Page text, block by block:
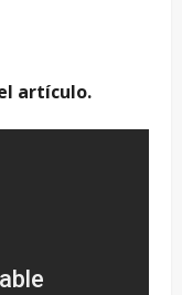
artículo.